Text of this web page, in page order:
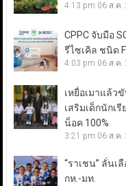
4:13 pm 06 ส.ค.
CPPC จับมือ
รีไซเคิล ชนิด
4:03 pm 06 ส.ค.
เหยื่อเมาแล้ว
เสริมเด็กนักเ
น็อค 100%
3:21 pm 06 ส.ค.
“ราเชน” ลั่นเ
กห.-มท.